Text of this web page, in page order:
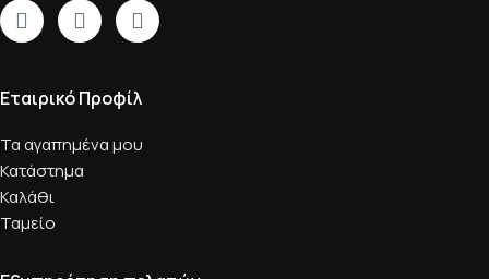
Εταιρικό Προφίλ
Τα αγαπημένα μου
Κατάστημα
Καλάθι
Ταμείο